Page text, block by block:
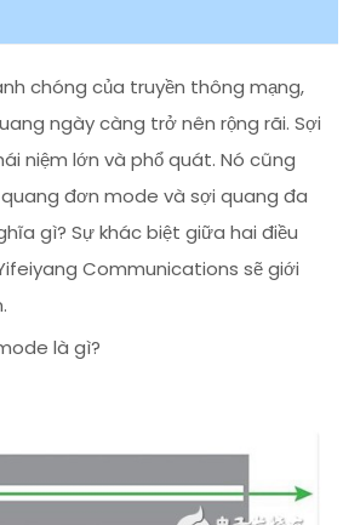
chóng của truyền thông mạng,
ngày càng trở nên rộng rãi. Sợi
niệm lớn và phổ quát. Nó cũng
đơn mode và sợi quang đa
gì? Sự khác biệt giữa hai điều
Communications sẽ giới
là gì?